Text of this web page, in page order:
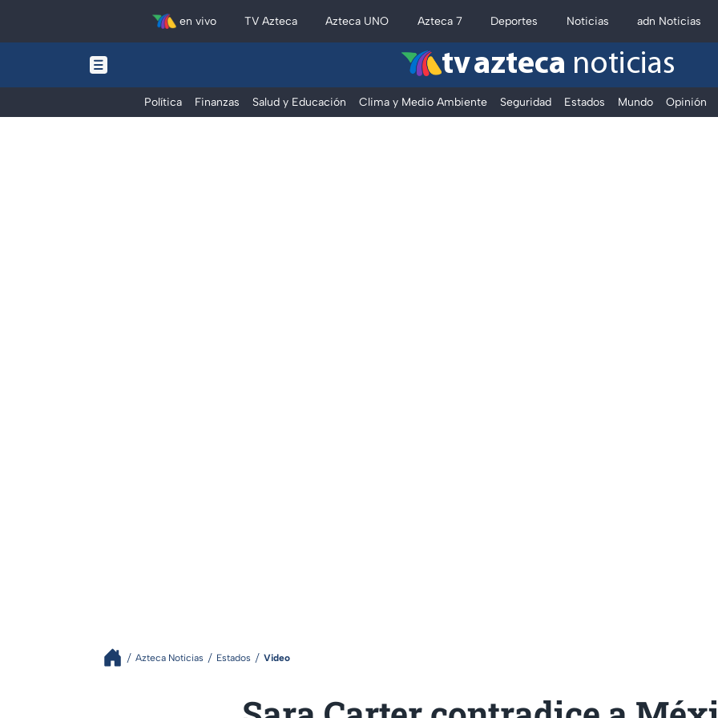
en vivo TV Azteca Azteca UNO Azteca 7 Deportes Noticias adn Noticias
tv azteca noticias
Política Finanzas Salud y Educación Clima y Medio Ambiente Seguridad Estados Mundo Opinión
Azteca Noticias Estados Video